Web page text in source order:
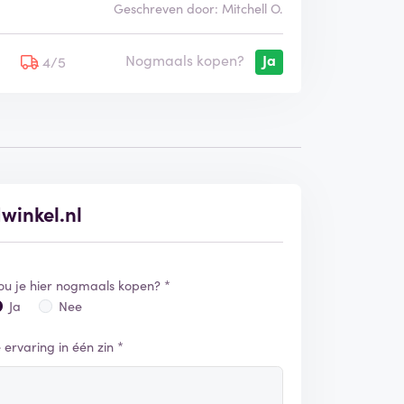
Geschreven door: Mitchell O.
4/5 Nogmaals kopen? Ja
je hier nogmaals kopen? *
Ja
Nee
ervaring in één zin *